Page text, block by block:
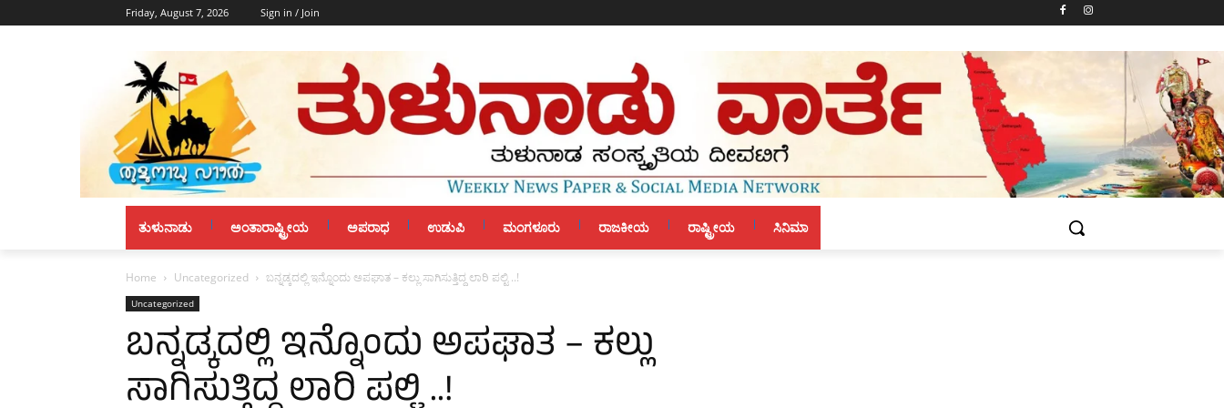
Friday, August 7, 2026 Sign in / Join
ತುಳುನಾಡು ಅಂತಾರಾಷ್ಟ್ರೀಯ ಅಪರಾಧ ಉಡುಪಿ ಮಂಗಳೂರು ರಾಜಕೀಯ ರಾಷ್ಟ್ರೀಯ ಸಿನಿಮಾ
Home Uncategorized ಬನ್ನಡ್ಕದಲ್ಲಿ ಇನ್ನೊಂದು ಅಪಘಾತ – ಕಲ್ಲು ಸಾಗಿಸುತ್ತಿದ್ದ ಲಾರಿ ಪಲ್ಟಿ ..!
Uncategorized
ಬನ್ನಡ್ಕದಲ್ಲಿ ಇನ್ನೊಂದು ಅಪಘಾತ – ಕಲ್ಲು
ಸಾಗಿಸುತ್ತಿದ್ದ ಲಾರಿ ಪಲ್ಟಿ ..!